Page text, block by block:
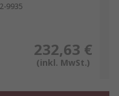
9935
232,63 €
(inkl. MwSt.)